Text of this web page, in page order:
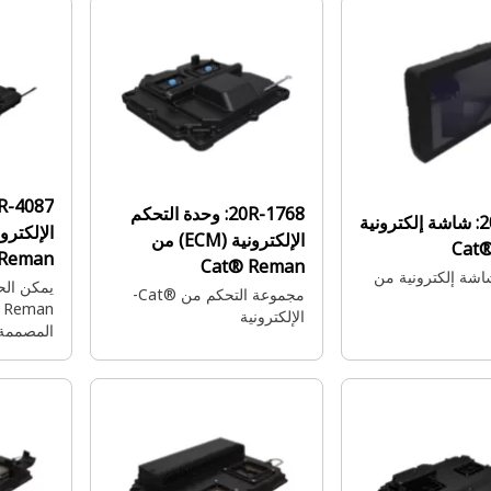
شاشة إلكترونية
إلكترونية من
20R-1768:
وحدة التحكم
الإلكترونية (ECM) من
Cat® Reman
مجموعة التحكم من Cat®‎-
الإلكترونية
4087:
يمكن
وكلها